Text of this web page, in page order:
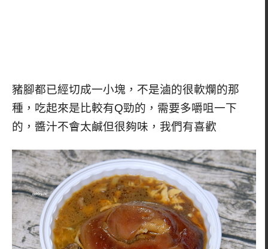
豬腳都已經切成一小塊，不是滷的很軟爛的那
種，吃起來是比較有Q勁的，需要多嚼咀一下
的，醬汁不會太鹹但很夠味，我們有喜歡